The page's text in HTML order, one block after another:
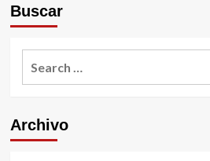
Buscar
Archivo